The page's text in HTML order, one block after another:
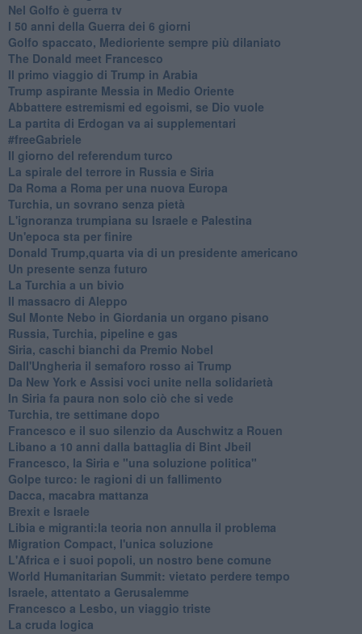
Nel Golfo è guerra tv
I 50 anni della Guerra dei 6 giorni
Golfo spaccato, Medioriente sempre più dilaniato
The Donald meet Francesco
Il primo viaggio di Trump in Arabia
Trump aspirante Messia in Medio Oriente
Abbattere estremismi ed egoismi, se Dio vuole
La partita di Erdogan va ai supplementari
#freeGabriele
Il giorno del referendum turco
La spirale del terrore in Russia e Siria
Da Roma a Roma per una nuova Europa
Turchia, un sovrano senza pietà
L'ignoranza trumpiana su Israele e Palestina
Un'epoca sta per finire
Donald Trump,quarta via di un presidente americano
Un presente senza futuro
La Turchia a un bivio
Il massacro di Aleppo
Sul Monte Nebo in Giordania un organo pisano
Russia, Turchia, pipeline e gas
Siria, caschi bianchi da Premio Nobel
Dall'Ungheria il semaforo rosso ai Trump
Da New York e Assisi voci unite nella solidarietà
In Siria fa paura non solo ciò che si vede
Turchia, tre settimane dopo
Francesco e il suo silenzio da Auschwitz a Rouen
Libano a 10 anni dalla battaglia di Bint Jbeil
Francesco, la Siria e "una soluzione politica"
Golpe turco: le ragioni di un fallimento
Dacca, macabra mattanza
Brexit e Israele
Libia e migranti:la teoria non annulla il problema
Migration Compact, l'unica soluzione
L'Africa e i suoi popoli, un nostro bene comune
World Humanitarian Summit: vietato perdere tempo
Israele, attentato a Gerusalemme
Francesco a Lesbo, un viaggio triste
La cruda logica